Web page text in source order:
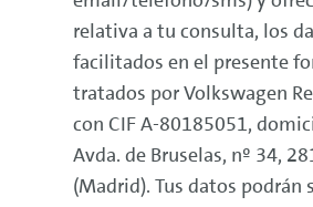
relativa a tu consulta, los
facilitados en el presente
tratados por Volkswagen
con CIF A-80185051,
Avda. de Bruselas, nº 34,
(Madrid). Tus datos podrán